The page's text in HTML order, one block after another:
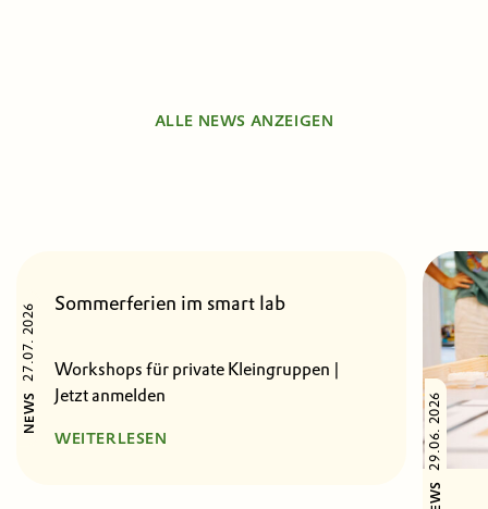
ALLE NEWS ANZEIGEN
NEWS
27.07. 2026 Sommerferien im smart lab
Workshops für private Kleingruppen |
Jetzt anmelden
WEITERLESEN 29.06. 2026